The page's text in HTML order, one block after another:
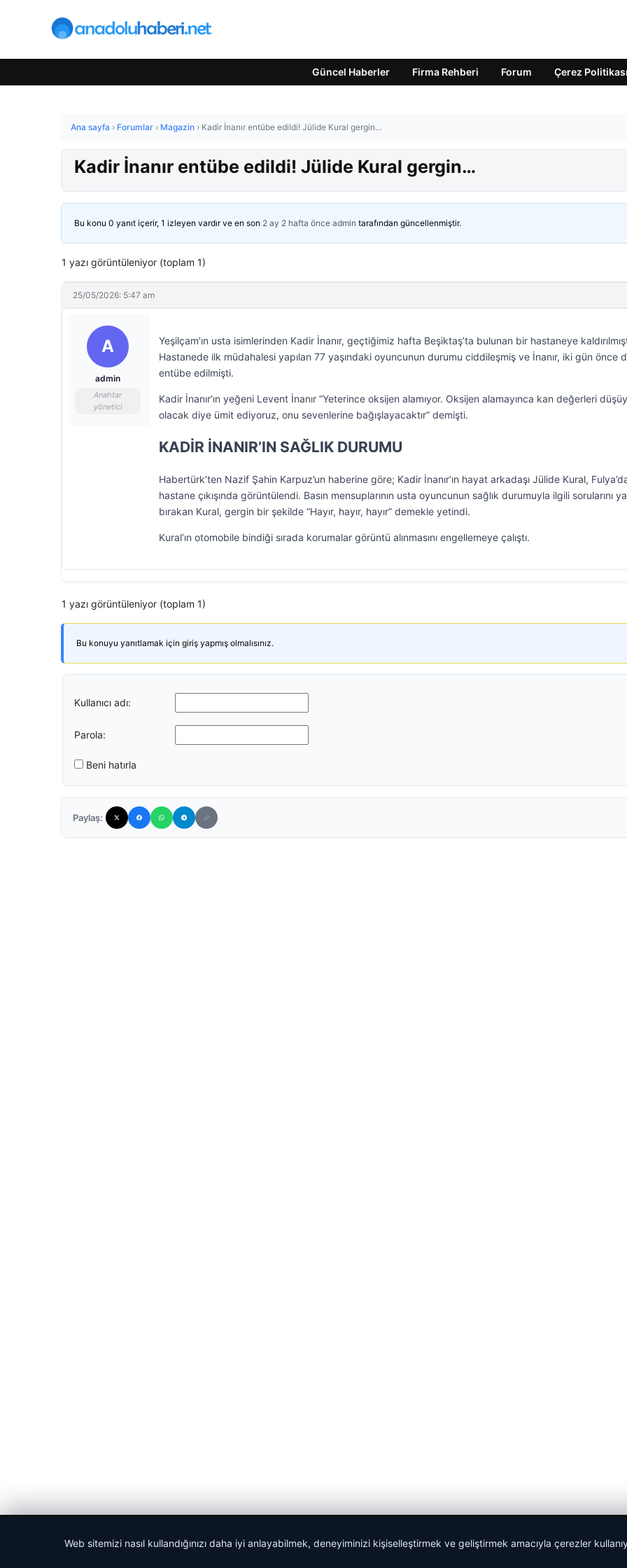
Güncel Haberler Firma Rehberi Forum Çerez Politikası
Ana sayfa › Forumlar › Magazin › Kadir İnanır entübe edildi! Jülide Kural gergin…
Kadir İnanır entübe edildi! Jülide Kural gergin…
Bu konu 0 yanıt içerir, 1 izleyen vardır ve en son 2 ay 2 hafta önce admin tarafından güncellenmiştir.
1 yazı görüntüleniyor (toplam 1)
25/05/2026: 5:47 am
A
admin
Anahtar
yönetici
Yeşilçam’ın usta isimlerinden Kadir İnanır, geçtiğimiz hafta Beşiktaş’ta bulunan bir hastaneye
Hastanede ilk müdahalesi yapılan 77 yaşındaki oyuncunun durumu ciddileşmiş ve İnanır, iki gün önce
entübe edilmişti.
Kadir İnanır’ın yeğeni Levent İnanır “Yeterince oksijen alamıyor. Oksijen alamayınca kan değerleri
olacak diye ümit ediyoruz, onu sevenlerine bağışlayacaktır” demişti.
KADİR İNANIR’IN SAĞLIK DURUMU
Habertürk’ten Nazif Şahin Karpuz’un haberine göre; Kadir İnanır’ın hayat arkadaşı Jülide Kural,
hastane çıkışında görüntülendi. Basın mensuplarının usta oyuncunun sağlık durumuyla ilgili sorularını
bırakan Kural, gergin bir şekilde “Hayır, hayır, hayır” demekle yetindi.
Kural’ın otomobile bindiği sırada korumalar görüntü alınmasını engellemeye çalıştı.
1 yazı görüntüleniyor (toplam 1)
Bu konuyu yanıtlamak için giriş yapmış olmalısınız.
Kullanıcı adı:
Parola:
Beni hatırla
Paylaş:
Web sitemizi nasıl kullandığınızı daha iyi anlayabilmek, deneyiminizi kişiselleştirmek ve geliştirmek amacıyla çerezler